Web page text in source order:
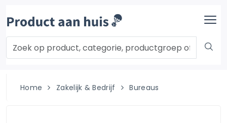
Home Zakelijk & Bedrijf Bureaus